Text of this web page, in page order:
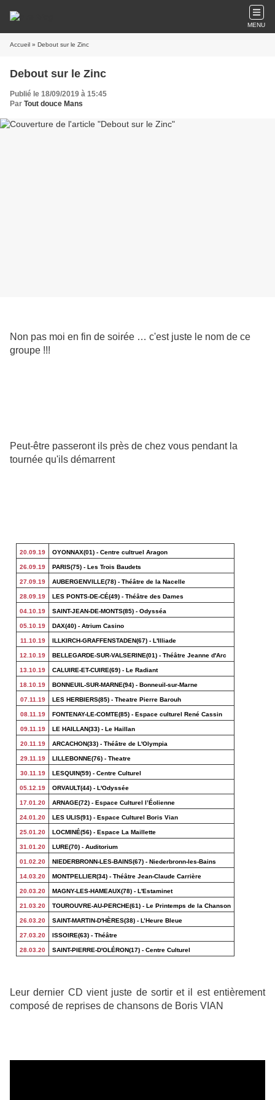
MENU
Accueil » Debout sur le Zinc
Debout sur le Zinc
Publié le 18/09/2019 à 15:45
Par Tout douce Mans
Non pas moi en fin de soirée … c'est juste le nom de ce
groupe !!!
Peut-être passeront ils près de chez vous pendant la
tournée qu'ils démarrent
20.09.19 OYONNAX(01) - Centre cultruel Aragon
26.09.19 PARIS(75) - Les Trois Baudets
27.09.19 AUBERGENVILLE(78) - Théâtre de la Nacelle
28.09.19 LES PONTS-DE-CÉ(49) - Théâtre des Dames
04.10.19 SAINT-JEAN-DE-MONTS(85) - Odysséa
05.10.19 DAX(40) - Atrium Casino
11.10.19 ILLKIRCH-GRAFFENSTADEN(67) - L'Illiade
12.10.19 BELLEGARDE-SUR-VALSERINE(01) - Théâtre Jeanne d'Arc
13.10.19 CALUIRE-ET-CUIRE(69) - Le Radiant
18.10.19 BONNEUIL-SUR-MARNE(94) - Bonneuil-sur-Marne
07.11.19 LES HERBIERS(85) - Theatre Pierre Barouh
08.11.19 FONTENAY-LE-COMTE(85) - Espace culturel René Cassin
09.11.19 LE HAILLAN(33) - Le Haillan
20.11.19 ARCACHON(33) - Théâtre de L'Olympia
29.11.19 LILLEBONNE(76) - Theatre
30.11.19 LESQUIN(59) - Centre Culturel
05.12.19 ORVAULT(44) - L'Odyssée
17.01.20 ARNAGE(72) - Espace Culturel l’Éolienne
24.01.20 LES ULIS(91) - Espace Culturel Boris Vian
25.01.20 LOCMINÉ(56) - Espace La Maillette
31.01.20 LURE(70) - Auditorium
01.02.20 NIEDERBRONN-LES-BAINS(67) - Niederbronn-les-Bains
14.03.20 MONTPELLIER(34) - Théâtre Jean-Claude Carrière
20.03.20 MAGNY-LES-HAMEAUX(78) - L'Estaminet
21.03.20 TOUROUVRE-AU-PERCHE(61) - Le Printemps de la Chanson
26.03.20 SAINT-MARTIN-D'HÈRES(38) - L’Heure Bleue
27.03.20 ISSOIRE(63) - Théâtre
28.03.20 SAINT-PIERRE-D'OLÉRON(17) - Centre Culturel
Leur dernier CD vient juste de sortir et il est entièrement
composé de reprises de chansons de Boris VIAN